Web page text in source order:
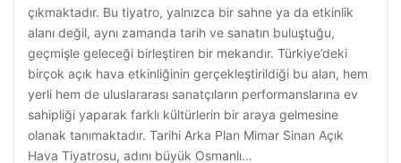
çıkmaktadır. Bu tiyatro, yalnızca bir sahne ya da etkinlik
alanı değil, aynı zamanda tarih ve sanatın buluştuğu,
geçmişle geleceği birleştiren bir mekandır. Türkiye’deki
birçok açık hava etkinliğinin gerçekleştirildiği bu alan, hem
yerli hem de uluslararası sanatçıların performanslarına ev
sahipliği yaparak farklı kültürlerin bir araya gelmesine
olanak tanımaktadır. Tarihi Arka Plan Mimar Sinan Açık
Hava Tiyatrosu, adını büyük Osmanlı…